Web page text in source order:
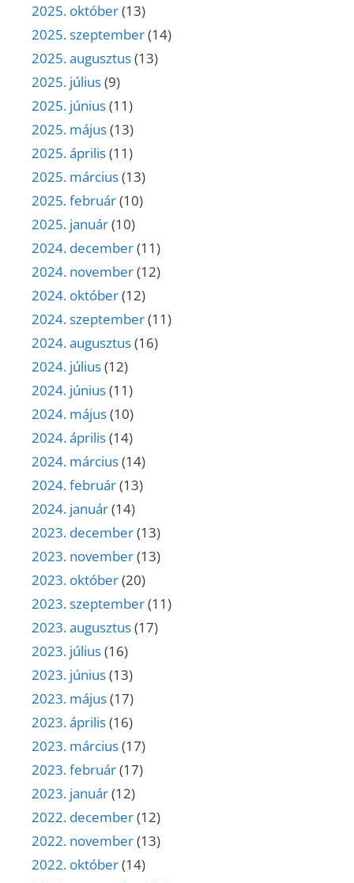
2025. október(13)
2025. szeptember(14)
2025. augusztus(13)
2025. július(9)
2025. június(11)
2025. május(13)
2025. április(11)
2025. március(13)
2025. február(10)
2025. január(10)
2024. december(11)
2024. november(12)
2024. október(12)
2024. szeptember(11)
2024. augusztus(16)
2024. július(12)
2024. június(11)
2024. május(10)
2024. április(14)
2024. március(14)
2024. február(13)
2024. január(14)
2023. december(13)
2023. november(13)
2023. október(20)
2023. szeptember(11)
2023. augusztus(17)
2023. július(16)
2023. június(13)
2023. május(17)
2023. április(16)
2023. március(17)
2023. február(17)
2023. január(12)
2022. december(12)
2022. november(13)
2022. október(14)